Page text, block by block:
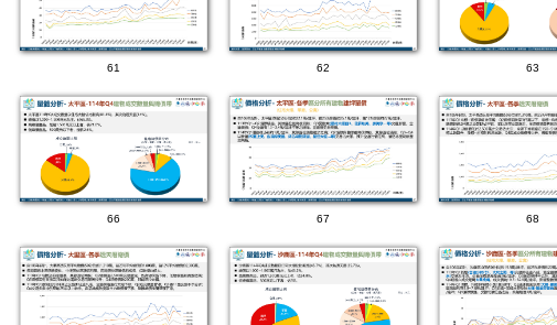
61 62 63
66 67 68